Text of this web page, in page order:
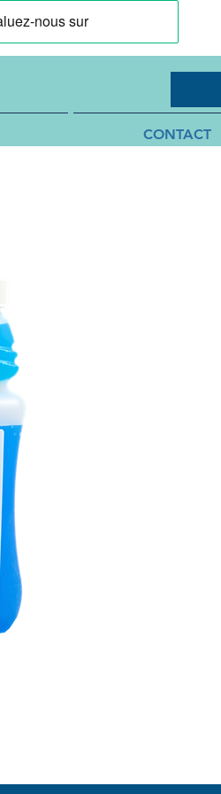
CONTACT